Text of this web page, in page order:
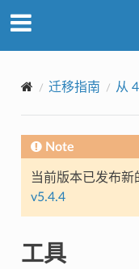
迁移指南 从
Note
当前版本已发布新
v5.4.4
工具